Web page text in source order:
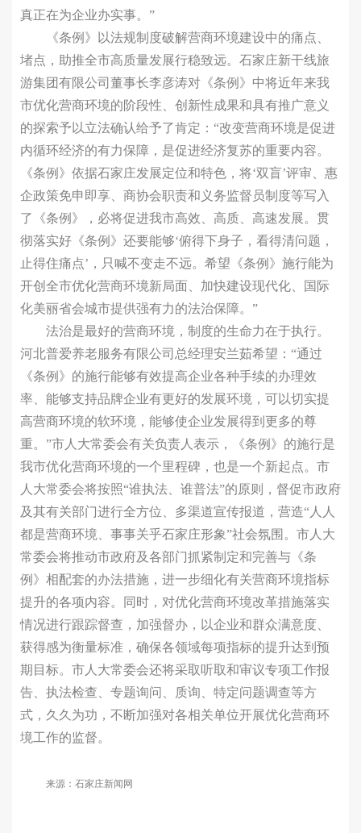
真正在为企业办实事。”
《条例》以法规制度破解营商环境建设中的痛点、
堵点，助推全市高质量发展行稳致远。石家庄新干线旅
游集团有限公司董事长李彦涛对《条例》中将近年来我
市优化营商环境的阶段性、创新性成果和具有推广意义
的探索予以立法确认给予了肯定：“改变营商环境是促进
内循环经济的有力保障，是促进经济复苏的重要内容。
《条例》依据石家庄发展定位和特色，将‘双盲’评审、惠
企政策免申即享、商协会职责和义务监督员制度等写入
了《条例》，必将促进我市高效、高质、高速发展。贯
彻落实好《条例》还要能够‘俯得下身子，看得清问题，
止得住痛点’，只喊不变走不远。希望《条例》施行能为
开创全市优化营商环境新局面、加快建设现代化、国际
化美丽省会城市提供强有力的法治保障。”
法治是最好的营商环境，制度的生命力在于执行。
河北普爱养老服务有限公司总经理安兰茹希望：“通过
《条例》的施行能够有效提高企业各种手续的办理效
率、能够支持品牌企业有更好的发展环境，可以切实提
高营商环境的软环境，能够使企业发展得到更多的尊
重。”市人大常委会有关负责人表示，《条例》的施行是
我市优化营商环境的一个里程碑，也是一个新起点。市
人大常委会将按照“谁执法、谁普法”的原则，督促市政府
及其有关部门进行全方位、多渠道宣传报道，营造“人人
都是营商环境、事事关乎石家庄形象”社会氛围。市人大
常委会将推动市政府及各部门抓紧制定和完善与《条
例》相配套的办法措施，进一步细化有关营商环境指标
提升的各项内容。同时，对优化营商环境改革措施落实
情况进行跟踪督查，加强督办，以企业和群众满意度、
获得感为衡量标准，确保各领域每项指标的提升达到预
期目标。市人大常委会还将采取听取和审议专项工作报
告、执法检查、专题询问、质询、特定问题调查等方
式，久久为功，不断加强对各相关单位开展优化营商环
境工作的监督。
来源：石家庄新闻网